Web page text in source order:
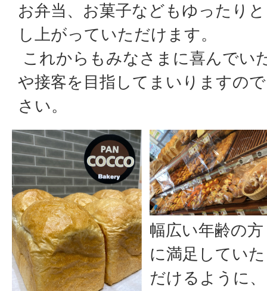
お弁当、お菓子などもゆったり
し上がっていただけます。
これからもみなさまに喜んでい
や接客を目指してまいりますの
さい。
幅広い年齢の方
に満足していた
だけるように、